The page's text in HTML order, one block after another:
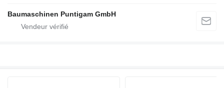
Baumaschinen Puntigam GmbH